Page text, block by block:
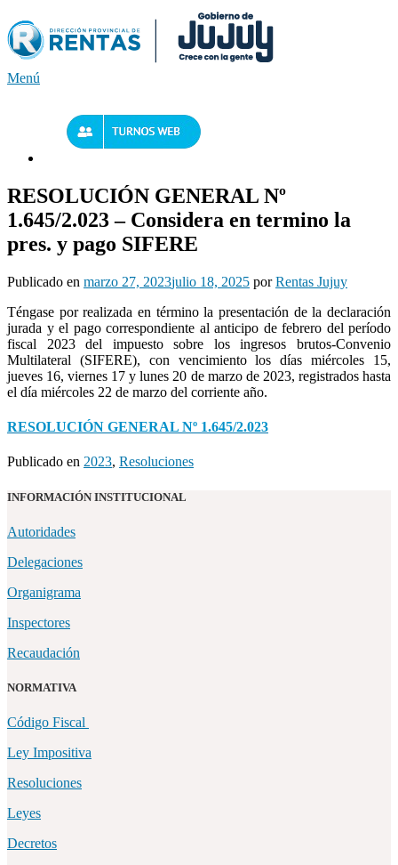
al
contenido
Menú
RESOLUCIÓN GENERAL Nº
1.645/2.023 – Considera en termino la
pres. y pago SIFERE
Publicado en marzo 27, 2023julio 18, 2025 porRentas Jujuy
Téngase por realizada en término la presentación de la declaración
jurada y el pago correspondiente al anticipo de febrero del período
fiscal 2023 del impuesto sobre los ingresos brutos-Convenio
Multilateral (SIFERE), con vencimiento los días miércoles 15,
jueves 16, viernes 17 y lunes 20 de marzo de 2023, registrados hasta
el día miércoles 22 de marzo del corriente año.
RESOLUCIÓN GENERAL Nº 1.645/2.023
Publicado en 2023, Resoluciones
INFORMACIÓN INSTITUCIONAL
Autoridades
Delegaciones
Organigrama
Inspectores
Recaudación
NORMATIVA
Código Fiscal
Ley Impositiva
Resoluciones
Leyes
Decretos